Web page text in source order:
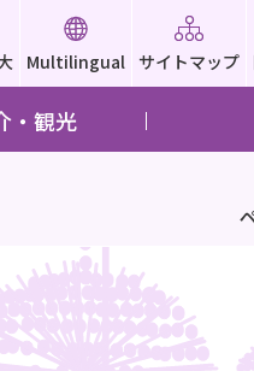
Multilingual サイトマップ
・観光